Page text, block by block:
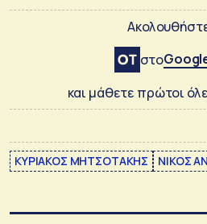
στο
και μάθετε πρώτοι
ΚΥΡΙΑΚΟΣ ΜΗΤΣΟΤΑΚΗΣ ΝΙΚΟΣ